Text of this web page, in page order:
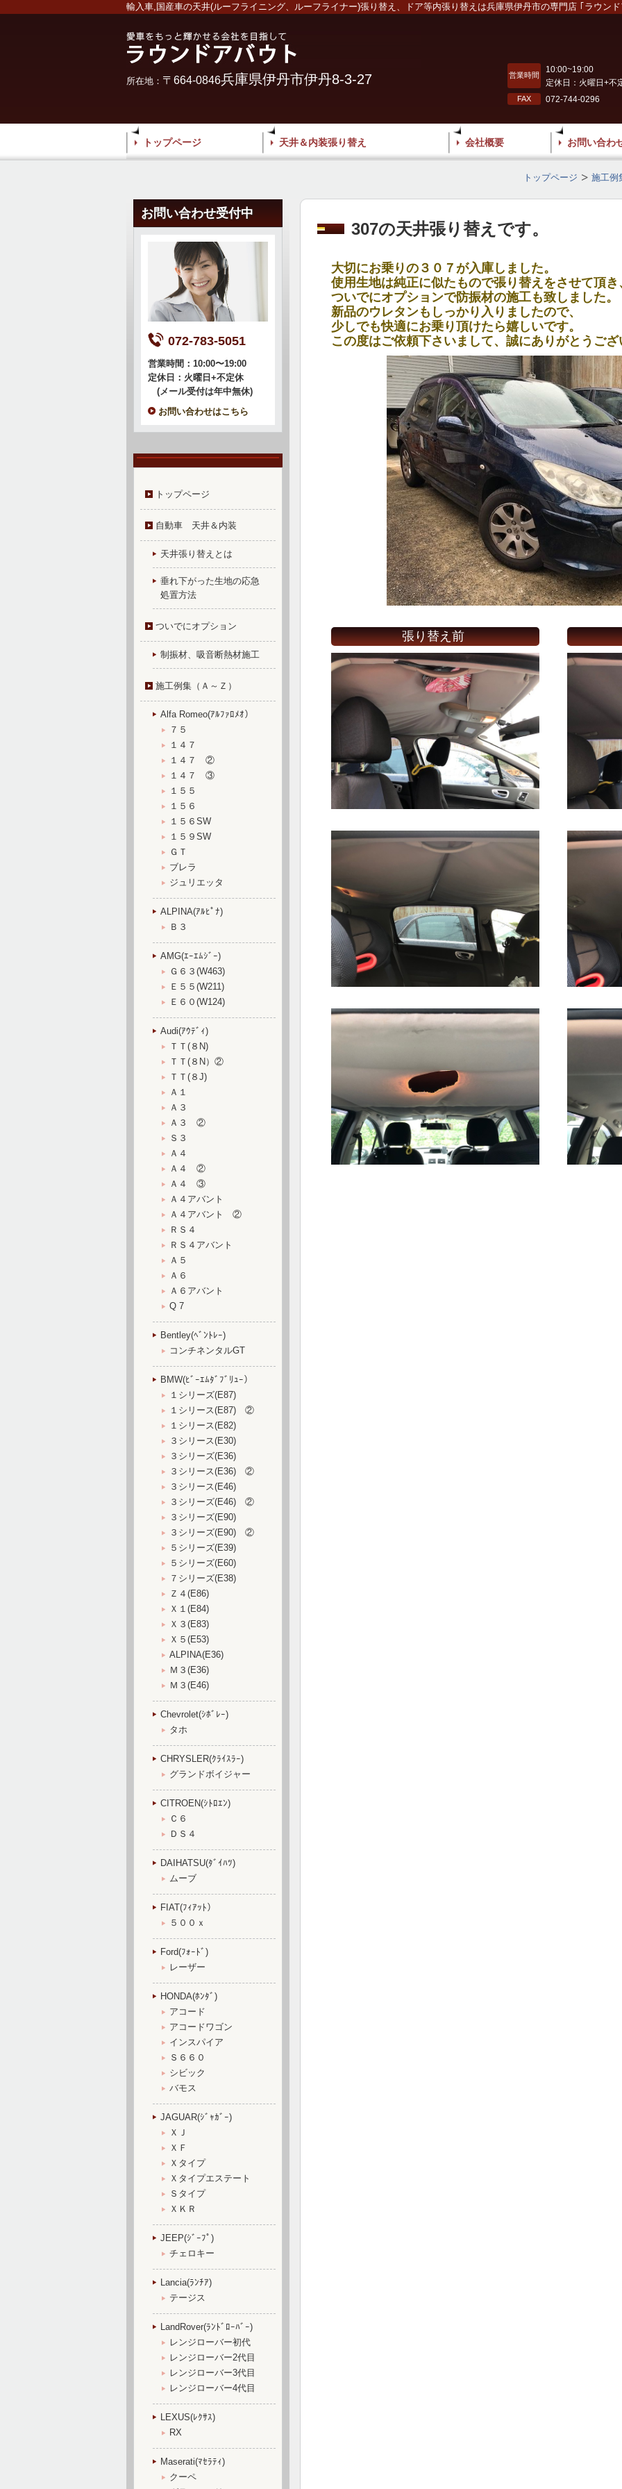
輸入車,国産車の天井(ルーフライニング、ルーフライナー)張り替え、ドア等内張り替えは兵庫県伊丹市の専門店 ｢ラウン
所在地： 〒664-0846兵庫県伊丹市伊丹8-3-27 営業時間
10:00~19:00
定休日：火曜日+不
FAX 072-744-0296
トップページ 天井＆内装張り替え 会社概要 お問い合わ
トップページ 施工例
307の天井張り替えです。
大切にお乗りの３０７が入庫しました。
使用生地は純正に似たもので張り替えをさせて頂き
ついでにオプションで防振材の施工も致しました。
新品のウレタンもしっかり入りましたので、
少しでも快適にお乗り頂けたら嬉しいです。
この度はご依頼下さいまして、誠にありがとうご
張り替え前 張
お問い合わせ受付中
072-783-5051
営業時間：10:00〜19:00
定休日：火曜日+不定休
(メール受付は年中無休)
お問い合わせはこちら
トップページ
自動車 天井＆内装
天井張り替えとは
垂れ下がった生地の応急
処置方法
ついでにオプション
制振材、吸音断熱材施工
施工例集（Ａ～Ｚ）
Alfa Romeo(ｱﾙﾌｧﾛﾒｵ）
７５
１４７
１４７ ②
１４７ ③
１５５
１５６
１５６SW
１５９SW
ＧＴ
ブレラ
ジュリエッタ
ALPINA(ｱﾙﾋﾟﾅ)
Ｂ３
AMG(ｴｰｴﾑｼﾞｰ)
Ｇ６３(W463)
Ｅ５５(W211)
Ｅ６０(W124)
Audi(ｱｳﾃﾞｨ)
ＴＴ(８N)
ＴＴ(８N）②
ＴＴ(８J)
Ａ１
Ａ３
Ａ３ ②
Ｓ３
Ａ４
Ａ４ ②
Ａ４ ③
Ａ４アバント
Ａ４アバント ②
ＲＳ４
ＲＳ４アバント
Ａ５
Ａ６
Ａ６アバント
Q 7
Bentley(ﾍﾞﾝﾄﾚｰ)
コンチネンタルGT
BMW(ﾋﾞｰｴﾑﾀﾞﾌﾞﾘｭｰ）
１シリーズ(E87)
１シリース(E87) ②
１シリース(E82)
３シリース(E30)
３シリーズ(E36)
３シリース(E36) ②
３シリース(E46)
３シリーズ(E46) ②
３シリーズ(E90)
３シリーズ(E90) ②
５シリーズ(E39)
５シリーズ(E60)
７シリーズ(E38)
Ｚ４(E86)
Ｘ１(E84)
Ｘ３(E83)
Ｘ５(E53)
ALPINA(E36)
Ｍ３(E36)
Ｍ３(E46)
Chevrolet(ｼﾎﾞﾚｰ)
タホ
CHRYSLER(ｸﾗｲｽﾗｰ)
グランドボイジャー
CITROEN(ｼﾄﾛｴﾝ)
Ｃ６
ＤＳ４
DAIHATSU(ﾀﾞｲﾊﾂ)
ムーブ
FIAT(ﾌｨｱｯﾄ）
５００ｘ
Ford(ﾌｫｰﾄﾞ)
レーザー
HONDA(ﾎﾝﾀﾞ)
アコード
アコードワゴン
インスパイア
Ｓ６６０
シビック
バモス
JAGUAR(ｼﾞｬｶﾞｰ)
ＸＪ
ＸＦ
Ｘタイプ
Ｘタイプエステート
Ｓタイプ
ＸＫＲ
JEEP(ｼﾞｰﾌﾟ)
チェロキー
Lancia(ﾗﾝﾁｱ)
テージス
LandRover(ﾗﾝﾄﾞﾛｰﾊﾞｰ)
レンジローバー初代
レンジローバー2代目
レンジローバー3代目
レンジローバー4代目
LEXUS(ﾚｸｻｽ)
RX
Maserati(ﾏｾﾗﾃｨ)
クーペ